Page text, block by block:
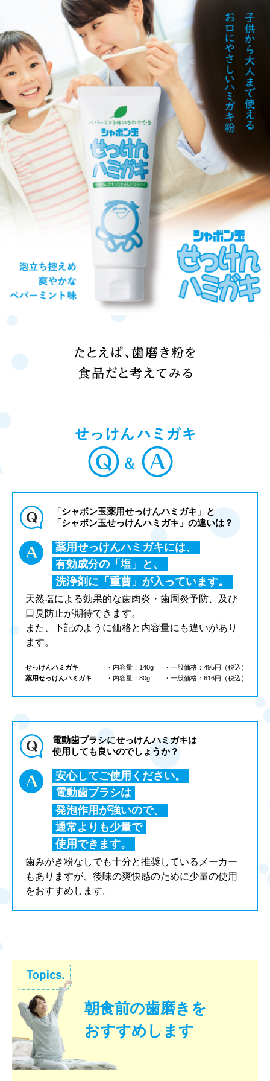
「シャボン玉薬用せっけんハミガキ」と
「シャボン玉せっけんハミガキ」の違いは？
薬用せっけんハミガキには、
有効成分の「塩」と、
洗浄剤に「重曹」が入っています。
天然塩による効果的な歯肉炎・歯周炎予防、及び
口臭防止が期待できます。
また、下記のように価格と内容量にも違いがあり
ます。
せっけんハミガキ ・内容量：140g
・一般価格：495円（税込）
薬用せっけんハミガキ
・内容量：80g ・一般価格：616円（税込）
電動歯ブラシにせっけんハミガキは
使用しても良いのでしょうか？
安心してご使用ください。
電動歯ブラシは
発泡作用が強いので、
通常よりも少量で
使用できます。
歯みがき粉なしでも十分と推奨しているメーカー
もありますが、後味の爽快感のために少量の使用
をおすすめします。
朝食前の歯磨きを
おすすめします